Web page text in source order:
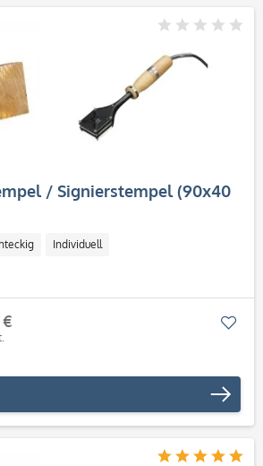
/ Signierstempel (90x40
Individuell